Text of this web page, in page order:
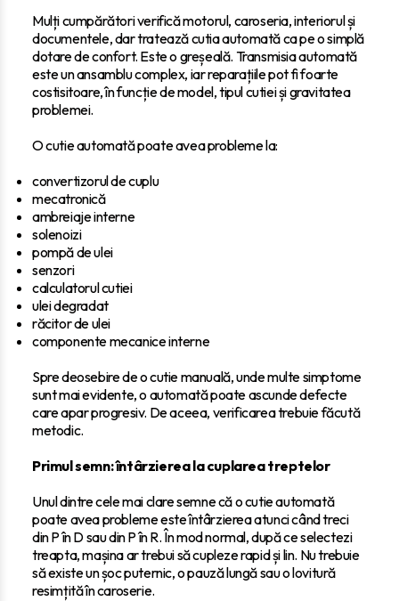
Mulți cumpărători verifică motorul, caroseria, interiorul și
documentele, dar tratează cutia automată ca pe o simplă
dotare de confort. Este o greșeală. Transmisia automată
este un ansamblu complex, iar reparațiile pot fi foarte
costisitoare, în funcție de model, tipul cutiei și gravitatea
problemei.
O cutie automată poate avea probleme la:
convertizorul de cuplu
mecatronică
ambreiaje interne
solenoizi
pompă de ulei
senzori
calculatorul cutiei
ulei degradat
răcitor de ulei
componente mecanice interne
Spre deosebire de o cutie manuală, unde multe simptome
sunt mai evidente, o automată poate ascunde defecte
care apar progresiv. De aceea, verificarea trebuie făcută
metodic.
Primul semn: întârzierea la cuplarea treptelor
Unul dintre cele mai clare semne că o cutie automată
poate avea probleme este întârzierea atunci când treci
din P în D sau din P în R. În mod normal, după ce selectezi
treapta, mașina ar trebui să cupleze rapid și lin. Nu trebuie
să existe un șoc puternic, o pauză lungă sau o lovitură
resimțită în caroserie.